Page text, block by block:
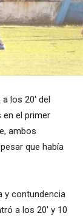
los 20′ del
el primer
ambos
que había
y contundencia
a los 20′ y 10